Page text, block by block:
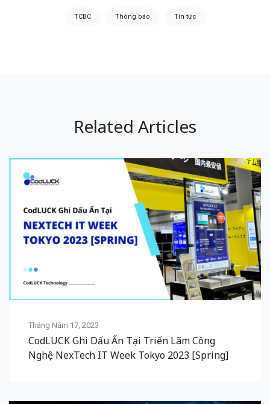
TCBC Thông báo Tin tức
Related Articles
Tháng Năm 17, 2023
CodLUCK Ghi Dấu Ấn Tại Triển Lãm Công
Nghệ NexTech IT Week Tokyo 2023 [Spring]